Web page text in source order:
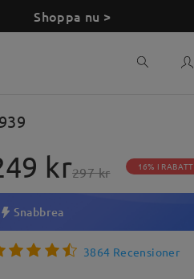
Shoppa nu >
kr297 kr 16% I RABATT
Snabbrea
3864 Recensioner